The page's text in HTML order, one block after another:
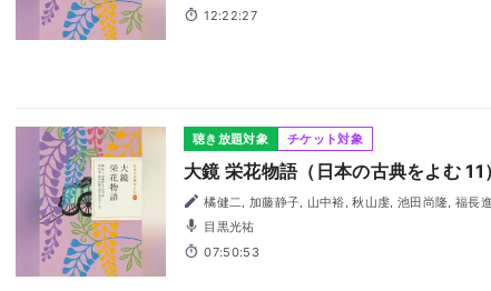
12:22:27
聴き放題対象 チケット対象
大鏡 栄花物語（日本の古典をよむ
橘健二, 加藤静子, 山中裕, 秋山虔, 池田尚隆, 福長進
目黒光祐
07:50:53